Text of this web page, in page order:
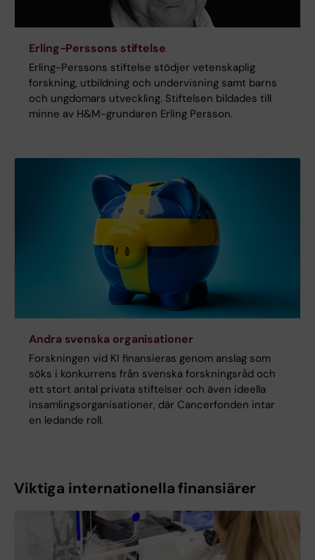
Erling-Perssons stiftelse
Erling-Perssons stiftelse stödjer vetenskaplig
forskning, utbildning och undervisning samt barns
och ungdomars utveckling. Stiftelsen bildades till
minne av H&M-grundaren Erling Persson.
Andra svenska organisationer
Forskningen vid KI finansieras genom anslag som
söks i konkurrens från svenska forskningsråd och
ett stort antal privata stiftelser och även ideella
insamlingsorganisationer, där Cancerfonden intar
en ledande roll.
Viktiga internationella finansiärer